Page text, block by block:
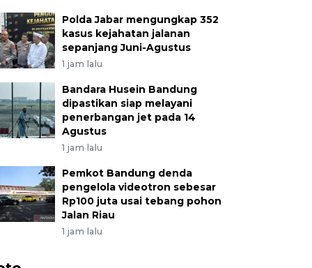
Polda Jabar mengungkap 352
kasus kejahatan jalanan
sepanjang Juni-Agustus
1 jam lalu
Bandara Husein Bandung
dipastikan siap melayani
penerbangan jet pada 14
Agustus
1 jam lalu
Pemkot Bandung denda
pengelola videotron sebesar
Rp100 juta usai tebang pohon
Jalan Riau
1 jam lalu